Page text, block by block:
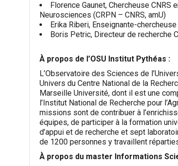
Florence Gaunet, Chercheuse
Neurosciences (CRPN – CNRS, amU)
Erika Riberi, Enseignante-
Boris Petric, Directeur de recherche
À propos de l’OSU Institut Pythéas :
L’Observatoire des Sciences de
Univers du Centre National de la
Marseille Université, dont il est une
l’Institut National de Recherche pour
missions sont de contribuer à
équipes, de participer à la formation
d’appui et de recherche et sept
de 1200 personnes y travaillent
À propos du master Informations